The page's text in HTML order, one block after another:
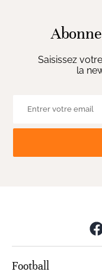
Saisissez
la
Football